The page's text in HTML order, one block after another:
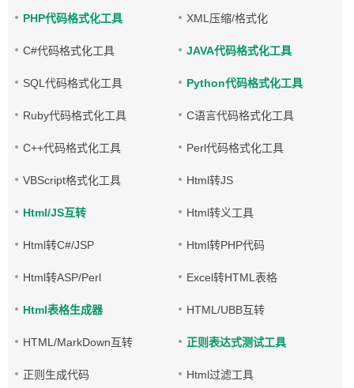
PHP代码格式化工具 XML压缩/格式化
C#代码格式化工具 JAVA代码格式化工具
SQL代码格式化工具 Python代码格式化工具
Ruby代码格式化工具 C语言代码格式化工具
C++代码格式化工具 Perl代码格式化工具
VBScript格式化工具 Html转JS
Html/JS互转 Html转义工具
Html转C#/JSP Html转PHP代码
Html转ASP/Perl Excel转HTML表格
Html表格生成器 HTML/UBB互转
HTML/MarkDown互转 正则表达式测试工具
正则生成代码 Html过滤工具